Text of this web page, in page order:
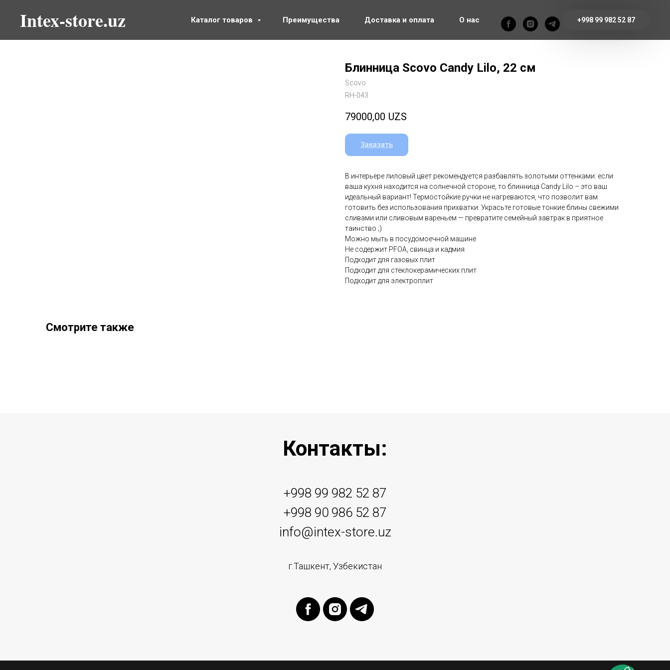
Intex-store.uz Каталог товаров Преимущества Доставка и оплата О нас +998 99 982 52 87
Блинница Scovo Candy Lilo, 22 см
Scovo
RH-043
79000,00 UZS
Заказать
В интерьере лиловый цвет рекомендуется разбавлять золотыми оттенками: если
ваша кухня находится на солнечной стороне, то блинница Candy Lilo – это ваш
идеальный вариант! Термостойкие ручки не нагреваются, что позволит вам
готовить без использования прихватки. Украсьте готовые тонкие блины свежими
сливами или сливовым вареньем — превратите семейный завтрак в приятное
таинство ;)
Можно мыть в посудомоечной машине
Не содержит PFOA, свинца и кадмия
Подходит для газовых плит
Подходит для стеклокерамических плит
Подходит для электроплит
Смотрите также
Контакты:
+998 99 982 52 87
+998 90 986 52 87
info@intex-store.uz
г.Ташкент, Узбекистан